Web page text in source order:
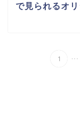
で見られるオ
1 ...